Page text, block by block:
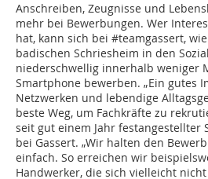
Anschreiben, Zeugnisse und
mehr bei Bewerbungen. Wer
hat, kann sich bei #teamgassert,
badischen Schriesheim in den
niederschwellig innerhalb weniger
Smartphone bewerben. „Ein gutes
Netzwerken und lebendige
beste Weg, um Fachkräfte zu
seit gut einem Jahr festangestellter
bei Gassert. „Wir halten den
einfach. So erreichen wir
Handwerker, die sich vielleicht